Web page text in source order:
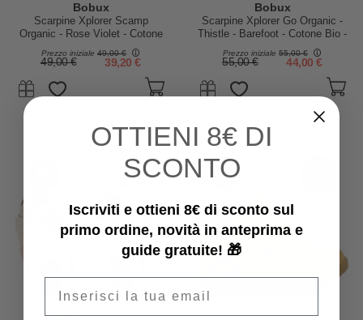
Bobux
Scarpine Xplorer Scamp
Organic - Rose Violet - Cotone
Prezzo iniziale 49,00 €
49,00 € 39,20 €
Bobux
Scarpine Xplorer Go Organic -
Thistle - Barefoot - Cotone Bio -
Prezzo iniziale 55,00 €
55,00 € 44,00 €
OTTIENI 8€ DI
SCONTO
Iscriviti e ottieni 8€ di sconto sul
primo ordine, novità in anteprima e
guide gratuite! 🎁